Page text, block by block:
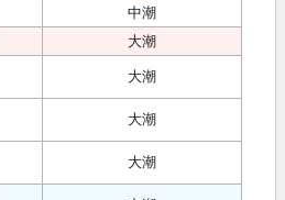
中潮
大潮
大潮
大潮
大潮